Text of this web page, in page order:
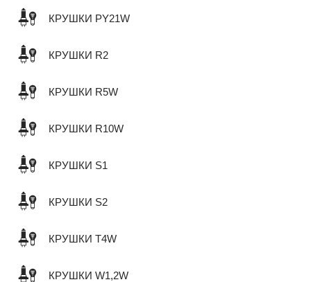
КРУШКИ PY21W
КРУШКИ R2
КРУШКИ R5W
КРУШКИ R10W
КРУШКИ S1
КРУШКИ S2
КРУШКИ T4W
КРУШКИ W1,2W